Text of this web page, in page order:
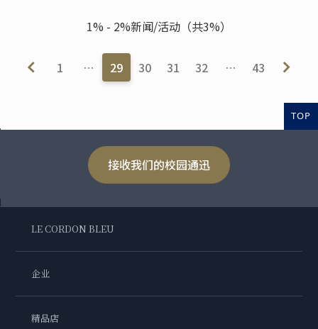
1% - 2%新闻/活动（共3%）
1 … 29 30 31 32 … 43
TOP
接收我们的校园通迅
LE CORDON BLEU
企业
精品店